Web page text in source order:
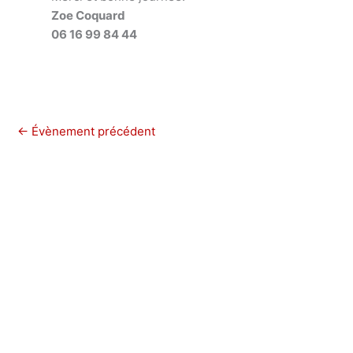
Zoe Coquard
06 16 99 84 44
← Évènement précédent